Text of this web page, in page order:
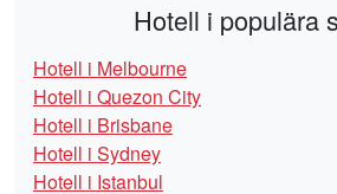
Hotell i populära
Hotell i Melbourne
Hotell i Quezon City
Hotell i Brisbane
Hotell i Sydney
Hotell i Istanbul